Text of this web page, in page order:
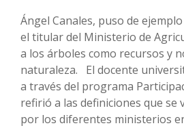
Ángel Canales, puso de
el titular del Ministerio de
a los árboles como recursos y
naturaleza. El docente
a través del programa
refirió a las definiciones que se
por los diferentes ministerios